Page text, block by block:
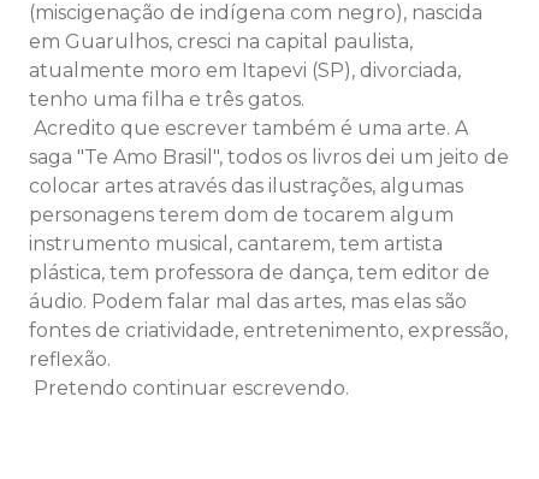
(miscigenação de indígena com negro), nascida
em Guarulhos, cresci na capital paulista,
atualmente moro em Itapevi (SP), divorciada,
tenho uma filha e três gatos.
Acredito que escrever também é uma arte. A
saga "Te Amo Brasil", todos os livros dei um jeito de
colocar artes através das ilustrações, algumas
personagens terem dom de tocarem algum
instrumento musical, cantarem, tem artista
plástica, tem professora de dança, tem editor de
áudio. Podem falar mal das artes, mas elas são
fontes de criatividade, entretenimento, expressão,
reflexão.
Pretendo continuar escrevendo.